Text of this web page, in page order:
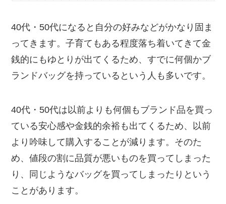
40代・50代になると自分の好みなどがかなり固ま
ってきます。子育てもある程度落ち着いてきて金
銭的にもゆとりが出てくるため、すでに何個かブ
ランドバッグを持っているという人も多いです。
40代・50代は以前よりも何個もブランド品を買っ
ている安心感や金銭的余裕も出てくるため、以前
より吟味して購入することが減ります。そのた
め、値段の割に品質が悪いものを買ってしまった
り、同じようなバッグを買ってしまったりという
ことがあります。